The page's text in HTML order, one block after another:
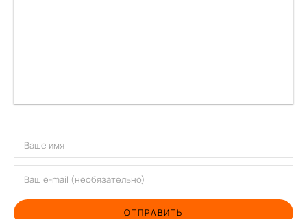
ОТПРАВИТЬ